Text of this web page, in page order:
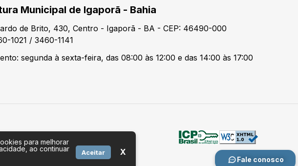
Fale conosco
Municipal de Igaporã - Bahia
de Brito, 430, Centro - Igaporã - BA - CEP: 46490-000
1021 / 3460-1141
segunda à sexta-feira, das 08:00 às 12:00 e das 14:00 às 17:00
para melhorar
ao continuar
Aceitar X